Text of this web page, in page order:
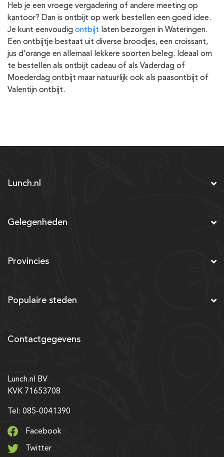
Heb je een vroege vergadering of andere meeting op
kantoor? Dan is ontbijt op werk bestellen een goed idee.
Je kunt eenvoudig ontbijt laten bezorgen in Wateringen.
Een ontbijtje bestaat uit diverse broodjes, een croissant,
jus d’orange en allemaal lekkere soorten beleg. Ideaal om
te bestellen als ontbijt cadeau of als Vaderdag of
Moederdag ontbijt maar natuurlijk ook als paasontbijt of
Valentijn ontbijt.
Lunch.nl
Gelegenheden
Provincies
Populaire steden
Contactgegevens
Lunch.nl BV
KVK 71653708
Tel: 085-0041390
Facebook
Twitter